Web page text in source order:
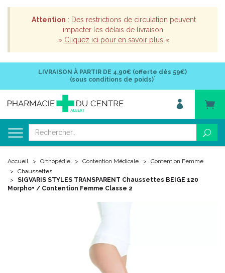
Attention : Des restrictions de circulation peuvent
impacter les délais de livraison.
» Cliquez ici pour en savoir plus «
LIVRAISON À PARTIR DE 4,90€ (offerte dès 59€)
(sous conditions de poids)*
Accueil Orthopédie Contention Médicale
Contention Femme
Chaussettes
SIGVARIS STYLES TRANSPARENT Chaussettes BEIGE 120
Morpho+ / Contention Femme Classe 2